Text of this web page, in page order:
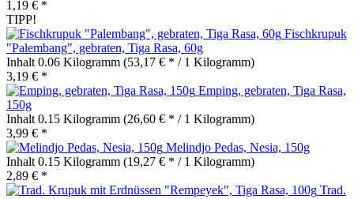
1,19 € *
TIPP!
Fischkrupuk
"Palembang", gebraten, Tiga Rasa, 60g
Inhalt 0.06 Kilogramm (53,17 € * / 1 Kilogramm)
3,19 € *
Emping, gebraten, Tiga Rasa,
150g
Inhalt 0.15 Kilogramm (26,60 € * / 1 Kilogramm)
3,99 € *
Melindjo Pedas, Nesia, 150g
Inhalt 0.15 Kilogramm (19,27 € * / 1 Kilogramm)
2,89 € *
Trad.